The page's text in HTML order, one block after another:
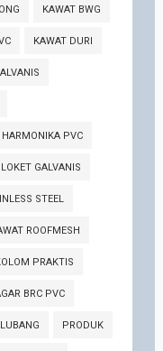
KAWAT BWG
KAWAT DURI
HARMONIKA PVC
GALVANIS
STEEL
ROOFMESH
PRAKTIS
BRC PVC
PRODUK